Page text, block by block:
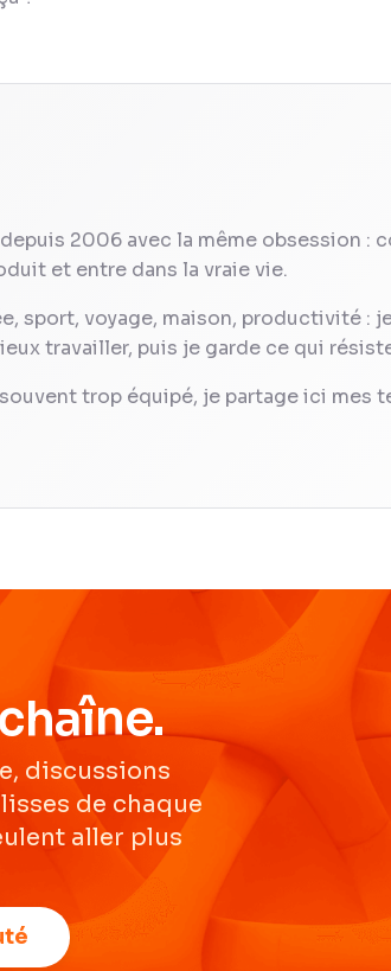
2006 avec la même obsession :
et entre dans la vraie vie.
sport, voyage, maison, productivité
travailler, puis je garde ce qui
trop équipé, je partage ici mes
discussions
de chaque
aller plus